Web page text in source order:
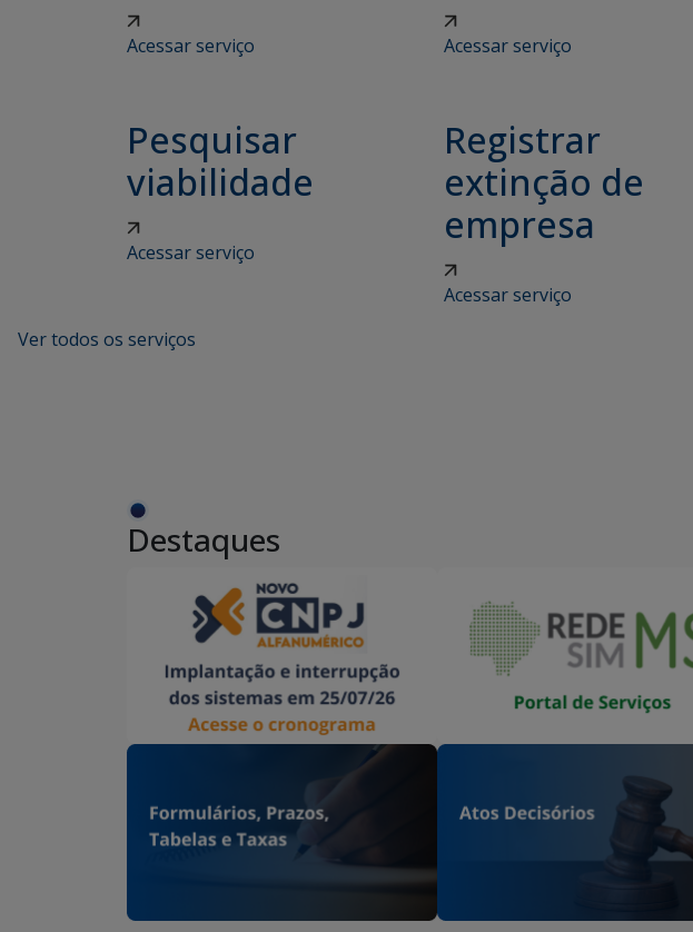
Acessar serviço Acessar serviço
Pesquisar
viabilidade
Acessar serviço
Registrar
extinção de
empresa
Acessar serviço
Ver todos os serviços
Destaques